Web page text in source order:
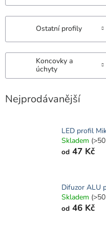
Ostatní profily
Koncovky a
úchyty
Nejprodávanější
LED profil
Skladem
od 47 Kč
Difuzor ALU
Skladem
od 46 Kč